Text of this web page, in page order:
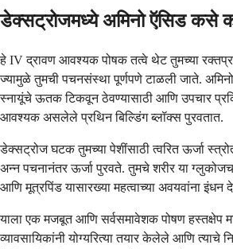
डेक्सट्रोजमध्ये अमिनो ऍसिड कसे
हे IV द्रावण आवश्यक पोषक तत्वे थेट तुमच्या
ज्यामुळे तुमची पचनसंस्था पूर्णपणे टाळली जाते.
स्नायूंचे ऊतक टिकवून ठेवण्यासाठी आणि उपचार
आवश्यक असलेले प्रथिन बिल्डिंग ब्लॉक्स पुरवतात.
डेक्सट्रोज घटक तुमच्या पेशींसाठी त्वरित ऊर्जा
अन्न पचनानंतर ऊर्जा पुरवते. तुमचे शरीर या
आणि मूत्रपिंड यासारख्या महत्वाच्या अवयवांना
याला एक मजबूत आणि सर्वसमावेशक पोषण हस्तक्षेप
व्यावसायिकांनी योग्यरित्या तयार केलेले आणि त्याचे